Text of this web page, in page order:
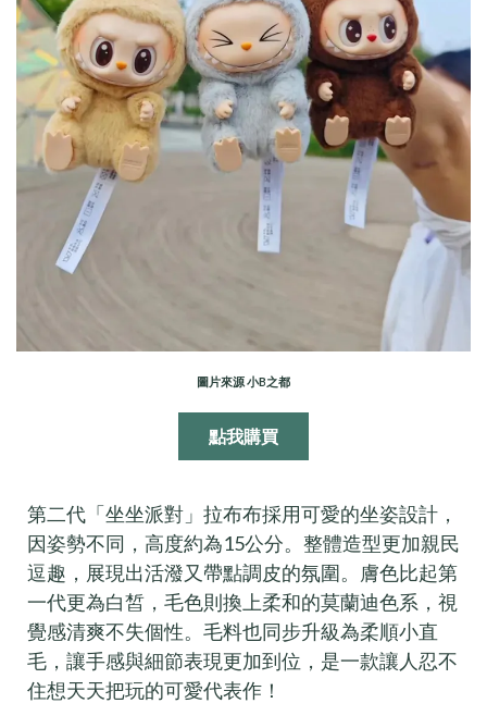
圖片來源 小B之都
點我購買
第二代「坐坐派對」拉布布採用可愛的坐姿設計，
因姿勢不同，高度約為15公分。整體造型更加親民
逗趣，展現出活潑又帶點調皮的氛圍。膚色比起第
一代更為白皙，毛色則換上柔和的莫蘭迪色系，視
覺感清爽不失個性。毛料也同步升級為柔順小直
毛，讓手感與細節表現更加到位，是一款讓人忍不
住想天天把玩的可愛代表作！